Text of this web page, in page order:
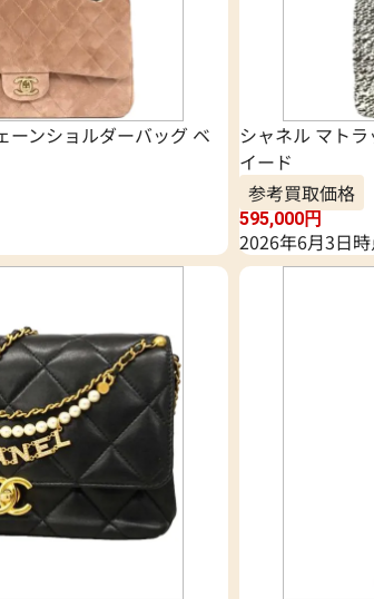
ーンショルダーバッグ ベ
シャネル マト
イード
参考買取価格
595,000円
2026年6月3日